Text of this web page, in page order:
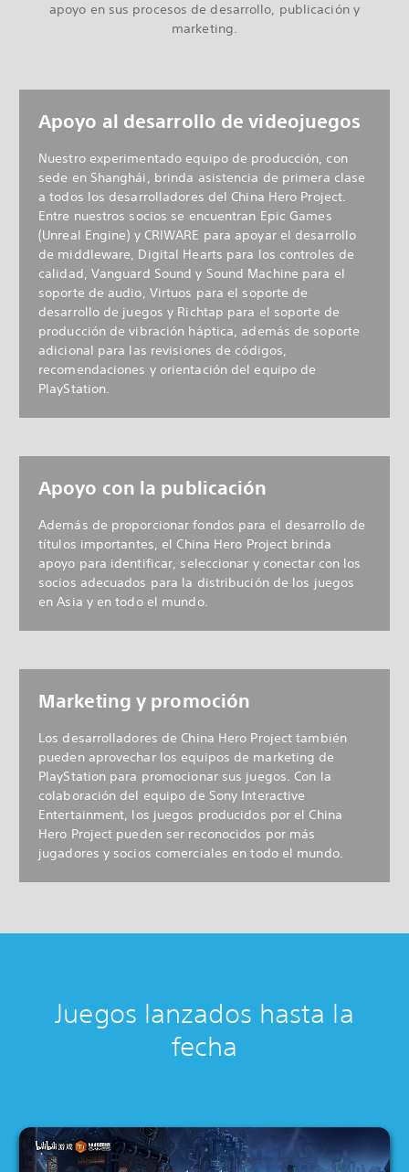
apoyo en sus procesos de desarrollo, publicación y
marketing.
Apoyo al desarrollo de videojuegos
Nuestro experimentado equipo de producción, con
sede en Shanghái, brinda asistencia de primera clase
a todos los desarrolladores del China Hero Project.
Entre nuestros socios se encuentran Epic Games
(Unreal Engine) y CRIWARE para apoyar el desarrollo
de middleware, Digital Hearts para los controles de
calidad, Vanguard Sound y Sound Machine para el
soporte de audio, Virtuos para el soporte de
desarrollo de juegos y Richtap para el soporte de
producción de vibración háptica, además de soporte
adicional para las revisiones de códigos,
recomendaciones y orientación del equipo de
PlayStation.
Apoyo con la publicación
Además de proporcionar fondos para el desarrollo de
títulos importantes, el China Hero Project brinda
apoyo para identificar, seleccionar y conectar con los
socios adecuados para la distribución de los juegos
en Asia y en todo el mundo.
Marketing y promoción
Los desarrolladores de China Hero Project también
pueden aprovechar los equipos de marketing de
PlayStation para promocionar sus juegos. Con la
colaboración del equipo de Sony Interactive
Entertainment, los juegos producidos por el China
Hero Project pueden ser reconocidos por más
jugadores y socios comerciales en todo el mundo.
Juegos lanzados hasta la
fecha